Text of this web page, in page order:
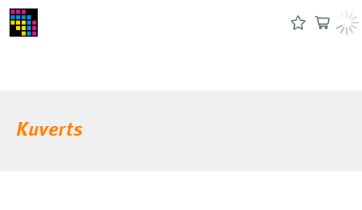
Kuverts